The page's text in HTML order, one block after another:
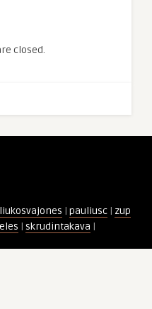
closed.
| pauliusc | zup
| skrudintakava |